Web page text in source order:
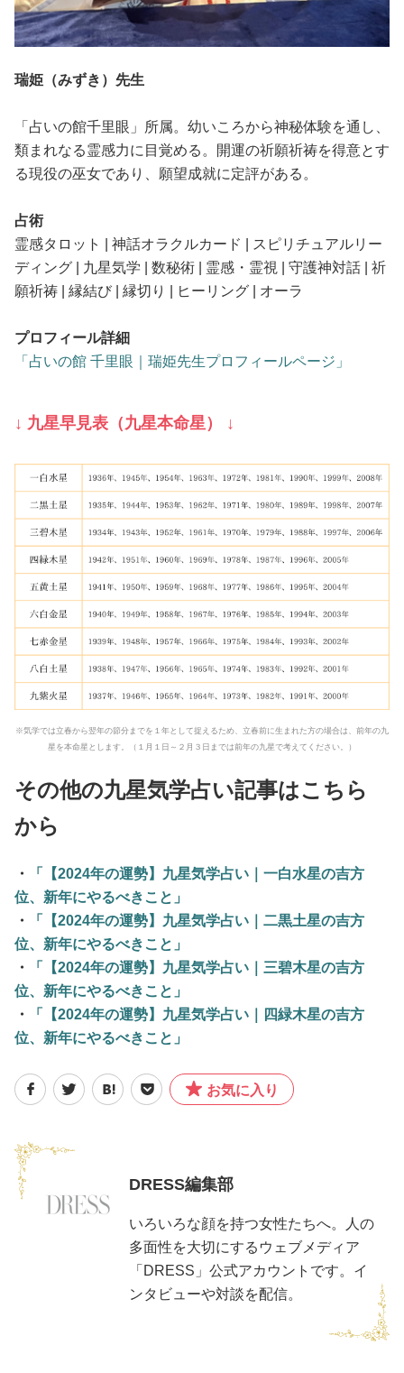
瑞姫（みずき）先生
「占いの館千里眼」所属。幼いころから神秘体験を通し、
類まれなる霊感力に目覚める。開運の祈願祈祷を得意とす
る現役の巫女であり、願望成就に定評がある。
占術
霊感タロット | 神話オラクルカード | スピリチュアルリー
ディング | 九星気学 | 数秘術 | 霊感・霊視 | 守護神対話 | 祈
願祈祷 | 縁結び | 縁切り | ヒーリング | オーラ
プロフィール詳細
「占いの館 千里眼｜瑞姫先生プロフィールページ」
↓ 九星早見表（九星本命星） ↓
※気学では立春から翌年の節分までを１年として捉えるため、立春前に生まれた方の場合は、前年の九
星を本命星とします。（１月１日～２月３日までは前年の九星で考えてください。）
その他の九星気学占い記事はこちら
から
・
「【2024年の運勢】九星気学占い｜一白水星の吉方
位、新年にやるべきこと」
・
「【2024年の運勢】九星気学占い｜二黒土星の吉方
位、新年にやるべきこと」
・
「【2024年の運勢】九星気学占い｜三碧木星の吉方
位、新年にやるべきこと」
・
「【2024年の運勢】九星気学占い｜四緑木星の吉方
位、新年にやるべきこと」
お気に入り
DRESS編集部
いろいろな顔を持つ女性たちへ。人の
多面性を大切にするウェブメディア
「DRESS」公式アカウントです。イ
ンタビューや対談を配信。